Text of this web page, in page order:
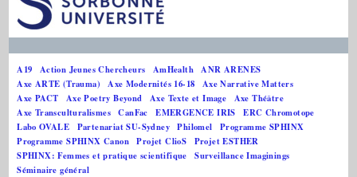
A19 Action Jeunes Chercheurs AmHealth ANR ARENES
Axe ARTE (Trauma)
Axe Modernités 16-18
Axe Narrative Matters
Axe PACT
Axe Poetry Beyond Axe Texte et Image
Axe Théâtre
Axe Transculturalismes CanFac EMERGENCE IRIS
ERC Chromotope
Labo OVALE
Partenariat SU-Sydney Philomel
Programme SPHINX
Programme SPHINX Canon Projet ClioS
Projet ESTHER
SPHINX: Femmes et pratique scientifique
Surveillance Imaginings
Séminaire général